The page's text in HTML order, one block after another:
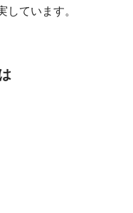
しています。